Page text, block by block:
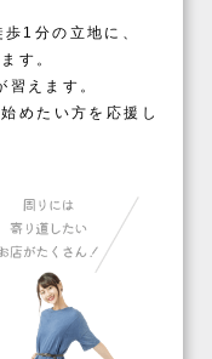
1分の立地に、
す。
えます。
めたい方を応援し